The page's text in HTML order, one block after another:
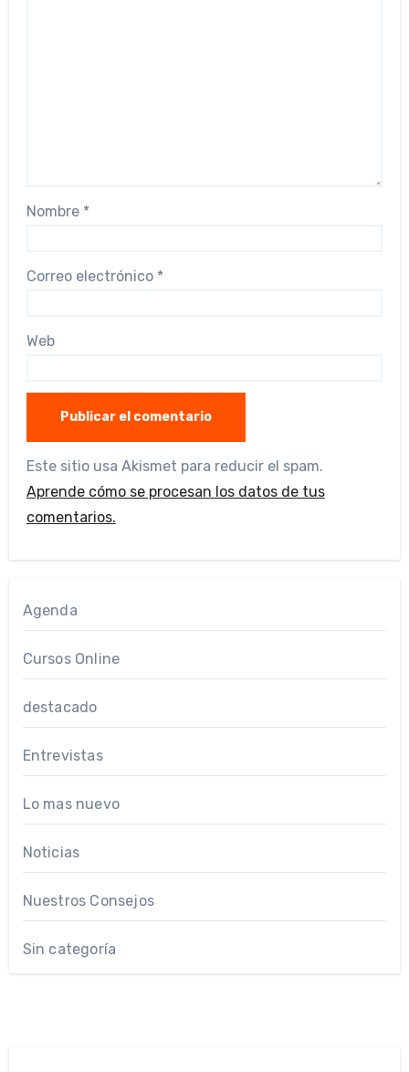
Nombre *
Correo electrónico *
Web
Este sitio usa Akismet para reducir el spam.
Aprende cómo se procesan los datos de tus
comentarios.
Agenda
Cursos Online
destacado
Entrevistas
Lo mas nuevo
Noticias
Nuestros Consejos
Sin categoría